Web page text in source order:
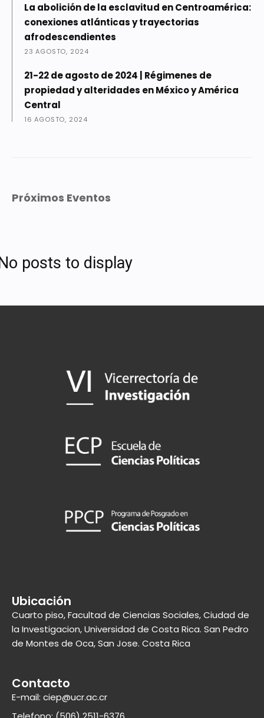
La abolición de la esclavitud en Centroamérica:
conexiones atlánticas y trayectorias
afrodescendientes
23 AGOSTO, 2024
21-22 de agosto de 2024 | Régimenes de
propiedad y alteridades en México y América
Central
16 AGOSTO, 2024
Próximos Eventos
posts to display
Ubicación
Cuarto piso, Facultad de Ciencias Sociales, Ciudad de
la Investigacion, Universidad de Costa Rica. San Pedro
de Montes de Oca, San Jose. Costa Rica
Contacto
E-mail: ciep@ucr.ac.cr